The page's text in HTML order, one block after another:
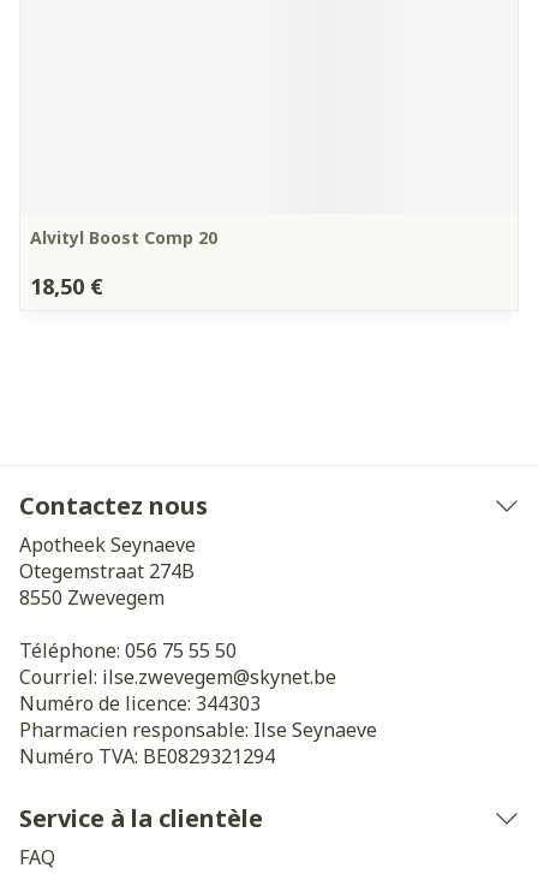
Alvityl Boost Comp 20
18,50 €
Contactez nous
Apotheek Seynaeve
Otegemstraat 274B
8550 Zwevegem
Téléphone: 056 75 55 50
Courriel: ilse.zwevegem@skynet.be
Numéro de licence: 344303
Pharmacien responsable: Ilse Seynaeve
Numéro TVA: BE0829321294
Service à la clientèle
FAQ